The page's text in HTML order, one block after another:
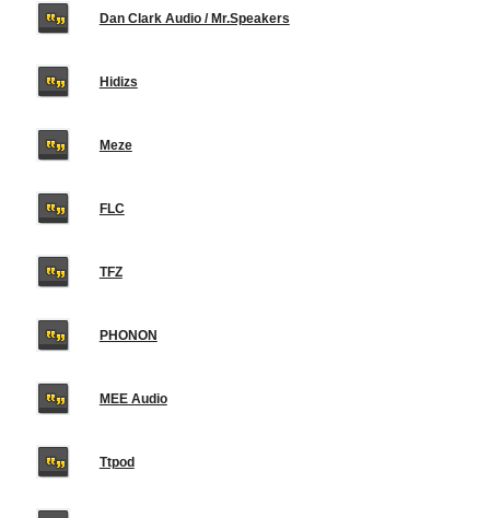
Dan Clark Audio / Mr.Speakers
Hidizs
Meze
FLC
TFZ
PHONON
MEE Audio
Ttpod